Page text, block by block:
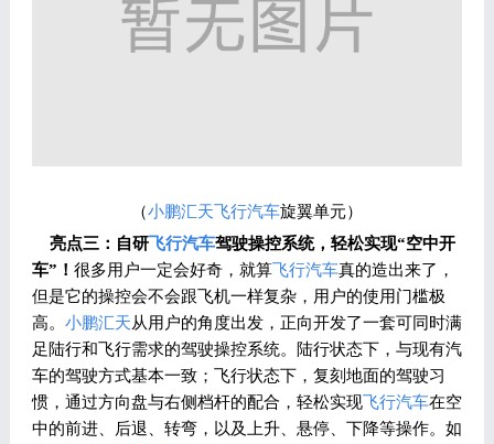
（小鹏汇天飞行汽车旋翼单元）
亮点三：自研飞行汽车驾驶操控系统，轻松实现“空中开
车”！ 很多用户一定会好奇，就算飞行汽车真的造出来了，
但是它的操控会不会跟飞机一样复杂，用户的使用门槛极
高。 小鹏汇天从用户的角度出发，正向开发了一套可同时满
足陆行和飞行需求的驾驶操控系统。陆行状态下，与现有汽
车的驾驶方式基本一致；飞行状态下，复刻地面的驾驶习
惯，通过方向盘与右侧档杆的配合，轻松实现飞行汽车在空
中的前进、后退、转弯，以及上升、悬停、下降等操作。如